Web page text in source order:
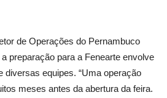
de Operações do Pernambuco
preparação para a Fenearte envolve
diversas equipes. “Uma operação
meses antes da abertura da feira.